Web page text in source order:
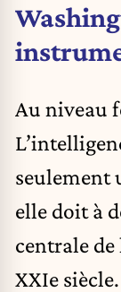
Au niveau
seulement
elle doit à
centrale
XXIe